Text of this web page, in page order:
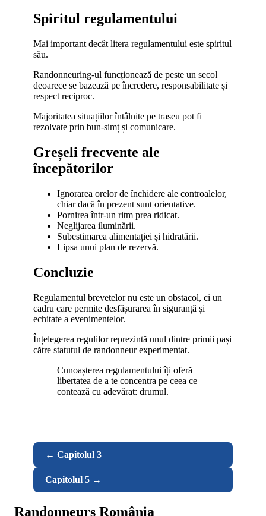
Spiritul regulamentului
Mai important decât litera regulamentului este spiritul
său.
Randonneuring-ul funcționează de peste un secol
deoarece se bazează pe încredere, responsabilitate și
respect reciproc.
Majoritatea situațiilor întâlnite pe traseu pot fi
rezolvate prin bun-simț și comunicare.
Greșeli frecvente ale
începătorilor
Ignorarea orelor de închidere ale controalelor,
chiar dacă în prezent sunt orientative.
Pornirea într-un ritm prea ridicat.
Neglijarea iluminării.
Subestimarea alimentației și hidratării.
Lipsa unui plan de rezervă.
Concluzie
Regulamentul brevetelor nu este un obstacol, ci un
cadru care permite desfășurarea în siguranță și
echitate a evenimentelor.
Înțelegerea regulilor reprezintă unul dintre primii pași
către statutul de randonneur experimentat.
Cunoașterea regulamentului îți oferă
libertatea de a te concentra pe ceea ce
contează cu adevărat: drumul.
← Capitolul 3
Capitolul 5 →
Randonneurs România